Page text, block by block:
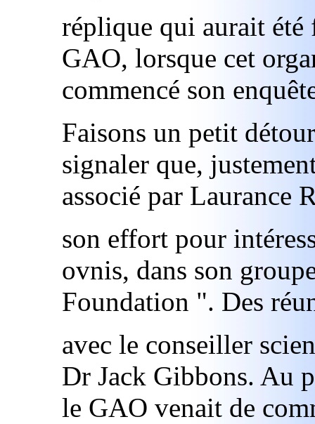
réplique qui aurait été
GAO, lorsque cet
commencé son
Faisons un petit
signaler que,
associé par Laurance
son effort pour
ovnis, dans son
Foundation ". Des
avec le conseiller
Dr Jack Gibbons. Au
le GAO venait de